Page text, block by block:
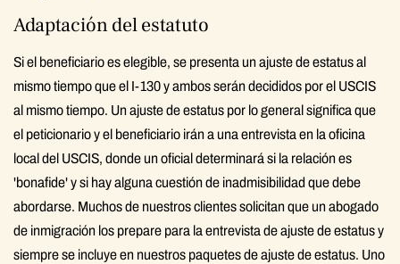
Adaptación del estatuto
Si el beneficiario es elegible, se presenta un ajuste de estatus al
mismo tiempo que el I-130 y ambos serán decididos por el USCIS
al mismo tiempo. Un ajuste de estatus por lo general significa que
el peticionario y el beneficiario irán a una entrevista en la oficina
local del USCIS, donde un oficial determinará si la relación es
'bonafide' y si hay alguna cuestión de inadmisibilidad que debe
abordarse. Muchos de nuestros clientes solicitan que un abogado
de inmigración los prepare para la entrevista de ajuste de estatus y
siempre se incluye en nuestros paquetes de ajuste de estatus. Uno